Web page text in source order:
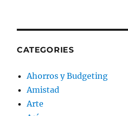
CATEGORIES
Ahorros y Budgeting
Amistad
Arte